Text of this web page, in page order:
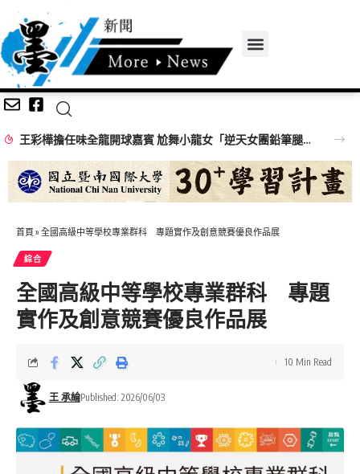
王彩樺擔任味全龍開球嘉賓 尬舞小龍女「逆天女團鉛筆腿」搶鏡
首頁 » 全國高級中等學校專業群科 專題實作及創意競賽優良作品展
綜合
全國高級中等學校專業群科 專題
實作及創意競賽優良作品展
王 承綸Published: 2026/06/03
10 Min Read